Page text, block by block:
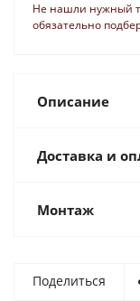
Не нашли нужный
обязательно
Описание
Доставка и
Монтаж
Поделиться